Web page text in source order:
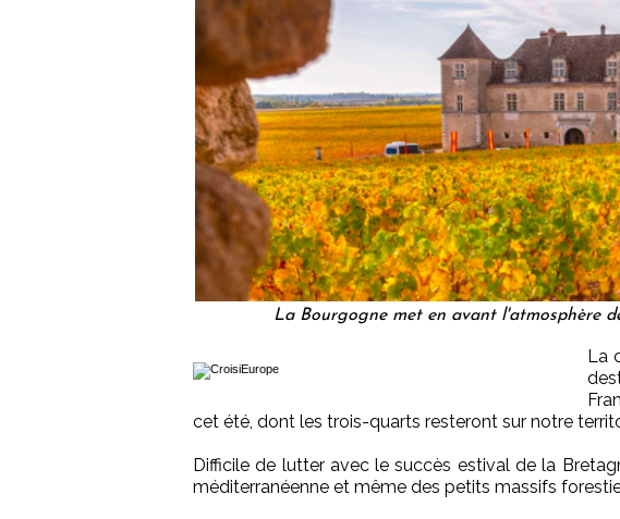
La Bourgogne met en avant l'atmosphère
La
cet été, dont les trois-quarts resteront sur notre
Difficile de lutter avec le succès estival de la
méditerranéenne et même des petits massifs